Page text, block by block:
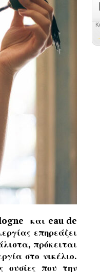
και eau de
επηρεάζει
πρόκειται
στο νικέλιο.
ουσίες που την